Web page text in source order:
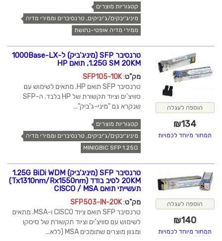
קטגוריות מוצרים
מיניג'יבקים/ג'יביקים, טרנסיברים וממירי מדיה
ממירי מדיה אופטי-נחושת
הוספה לעגלה
₪134
תמחור מיוחד לכמויות
טרנסיבר SFP (מיניג'ביק) ל-1000Base-LX
1.25G SM 20KM, תואם HP
מק"ט:
SFP105-10K
טרנסיבר SFP תואם HP. מתאים לשימוש עם
סוויצ'ים וציוד תקשורת של HP בלבד. ה-SFP
שנקרא גם "מיני-ג'ביק"...
קטגוריות מוצרים
מיניג'יבקים/ג'יביקים, טרנסיברים וממירי מדיה
MINIGBIC SFP 1.25G
הוספה לעגלה
₪140
תמחור מיוחד לכמויות
טרנסיבר SFP (מיניג'ביק) 1.25G BiDi WDM
20KM לסיב בודד (Tx1310nm/Rx1550nm)
תעשייתי תואם CISCO / MSA
מק"ט:
SFP503-IN-20K
טרנסיבר SFP תואם ציוד CISCO ו-MSA. מתאים
לשימוש עם סוויצ'ים וציוד תקשורת של סיסקו
ומגוון מוצרים שתומכים MSA (ללא...